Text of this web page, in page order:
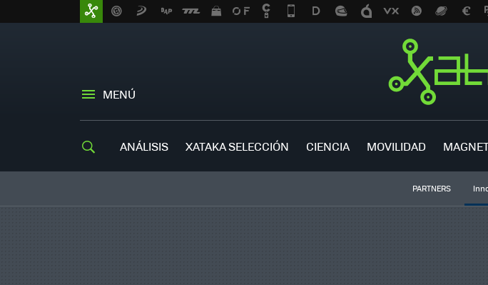
MENÚ
ANÁLISIS XATAKA SELECCIÓN CIENCIA MOVILIDAD
PARTNERS